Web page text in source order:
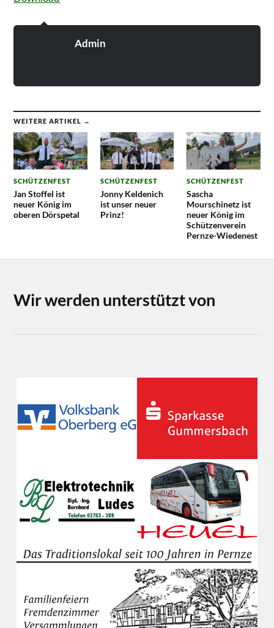
Admin
WEITERE ARTIKEL →
SCHÜTZENFEST
Jan Stoffel ist
neuer König im
oberen Dörspetal
SCHÜTZENFEST
Jonny Keldenich
ist unser neuer
Prinz!
SCHÜTZENFEST
Sascha
Mourschinetz ist
neuer König im
Schützenverein
Pernze-Wiedenest
Wir werden unterstützt von